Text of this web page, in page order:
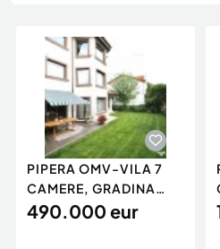
Animale de companie
Afaceri și echipamente
Inchiriere Bunuri si Vehicule
Piese auto si accesorii
Dacia Duster
PIPERA OMV-VILA 7
CAMERE, GRADINA
SUPERBA, TERASA,
490.000 eur